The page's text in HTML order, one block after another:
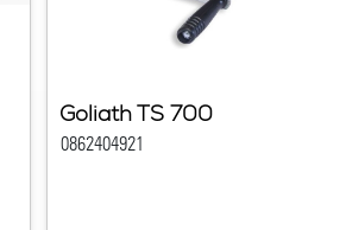
Goliath TS 700
0862404921